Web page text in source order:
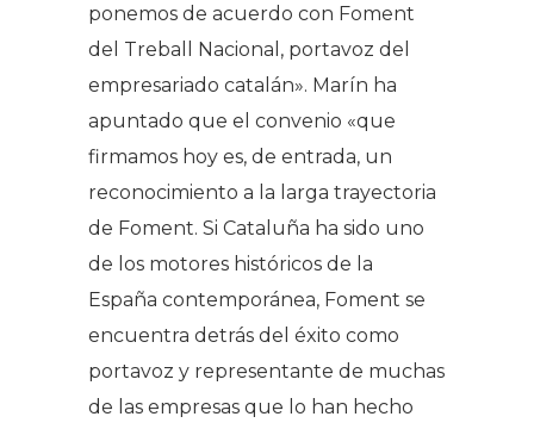
ponemos de acuerdo con Foment
del Treball Nacional, portavoz del
empresariado catalán». Marín ha
apuntado que el convenio «que
firmamos hoy es, de entrada, un
reconocimiento a la larga trayectoria
de Foment. Si Cataluña ha sido uno
de los motores históricos de la
España contemporánea, Foment se
encuentra detrás del éxito como
portavoz y representante de muchas
de las empresas que lo han hecho